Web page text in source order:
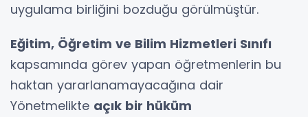
uygulama birliğini bozduğu görülmüştür.
Eğitim, Öğretim ve Bilim Hizmetleri Sınıfı
kapsamında görev yapan öğretmenlerin bu
haktan yararlanamayacağına dair
Yönetmelikte açık bir hüküm